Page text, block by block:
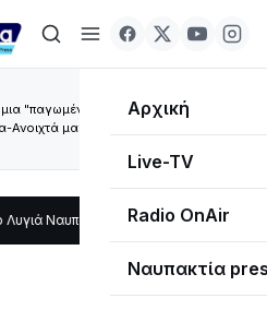
Αρχική
Live-TV
Radio OnAir
Ναυπακτία
"παγωμένη" αγορά - Ποια είναι τα
μαγαζιά την Κυριακή 15
12:08 Σε τροχιά υλοποίησης